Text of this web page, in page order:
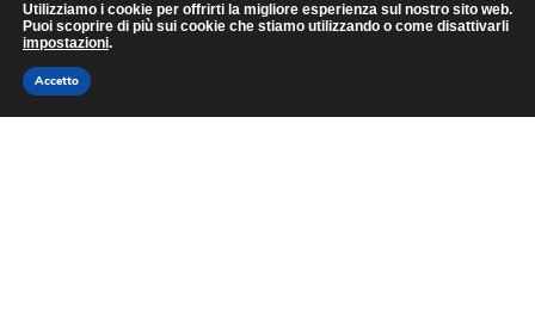
Utilizziamo i cookie per offrirti la migliore esperienza sul nostro sito web.
Puoi scoprire di più sui cookie che stiamo utilizzando o come disattivarli
impostazioni.
Accetto